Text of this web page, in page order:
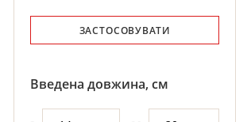
ЗАСТОСОВУВАТИ
Введена довжина, см